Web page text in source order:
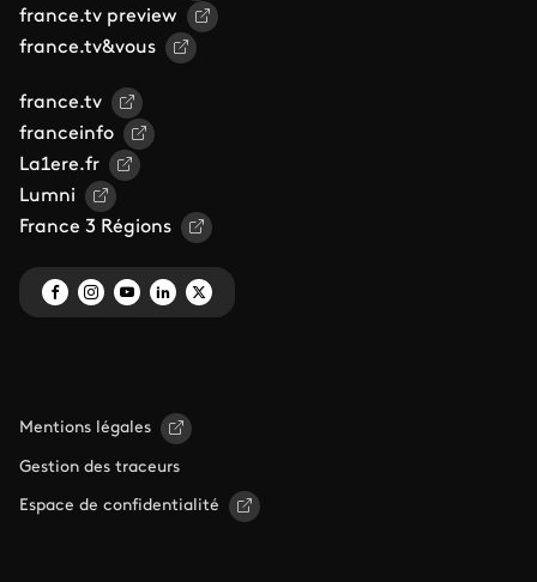
france.tv preview
france.tv&vous
france.tv
franceinfo
La1ere.fr
Lumni
France 3 Régions
Mentions légales
Gestion des traceurs
Espace de confidentialité